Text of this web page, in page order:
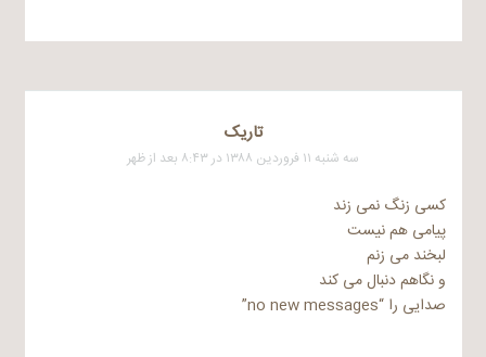
تاریک
سه شنبه ۱۱ فروردین ۱۳۸۸ در ۸:۴۳ بعد از ظهر
کسی زنگ نمی زند
پیامی هم نیست
لبخند می زنم
و نگاهم دنبال می کند
صدایی را “no new messages”